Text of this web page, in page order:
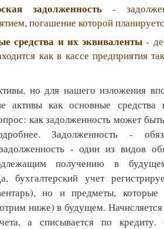
задолженность -
погашение которой
средства и их эквиваленты -
как в кассе предприятия
но для нашего изложения
активы как основные средства
как задолженность может
Задолженность -
- один из видов
получению в
бухгалтерский учет
но и предметы,
ниже) в будущем. Начисляется
а списывается по кредиту.